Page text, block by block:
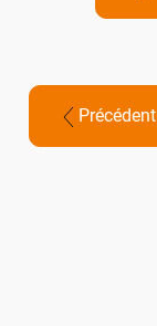
Précédent